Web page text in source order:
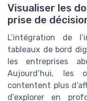
Visualiser les
prise de
L’intégration de
tableaux de bord
les entreprises
Aujourd’hui, les
contentent plus
d’explorer en